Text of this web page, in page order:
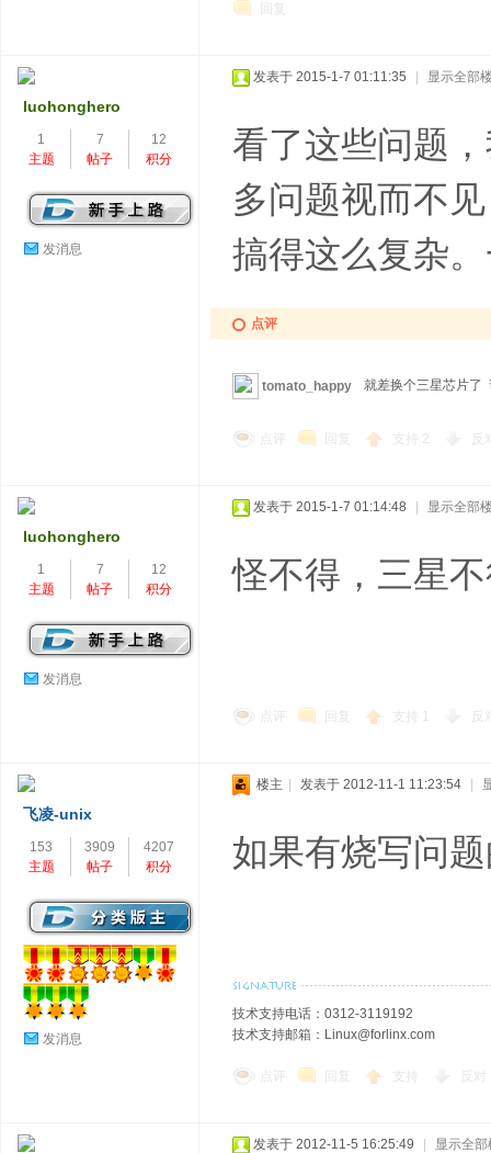
回复
luohonghero
1
主题
7
帖子
12
积分
发消息
发表于 2015-1-7 01:11:35 显示全部
看了这些问题
多问题视而不
搞得这么复杂
点评
tomato_happy 就差换个三星芯片了
点评 回复 支持 2 反
luohonghero
1
主题
7
帖子
12
积分
发消息
发表于 2015-1-7 01:14:48 显示全部
怪不得，三星
点评 回复 支持 1 反
飞凌-unix
153
主题
3909
帖子
4207
积分
发消息
楼主 发表于 2012-11-1 11:23:54
如果有烧写问
技术支持电话：0312-3119192
技术支持邮箱：Linux@forlinx.com
点评 回复 支持 反对
发表于 2012-11-5 16:25:49 显示全部